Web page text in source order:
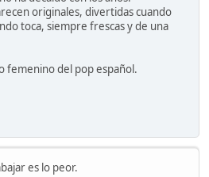
originales, divertidas cuando
toca, siempre frescas y de una
femenino del pop español.
es lo peor.